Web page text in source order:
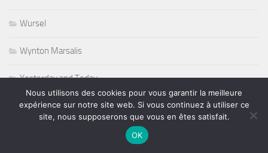
Wursel
Wynton Marsalis
Yesterday and Today
Nous utilisons des cookies pour vous garantir la meilleure
expérience sur notre site web. Si vous continuez à utiliser ce
site, nous supposerons que vous en êtes satisfait.
OK